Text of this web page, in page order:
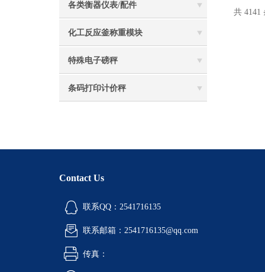
各类衡器仪表/配件
化工反应釜称重模块
特殊电子磅秤
条码打印计价秤
共 4141
Contact Us
联系QQ：2541716135
联系邮箱：2541716135@qq.com
传真：